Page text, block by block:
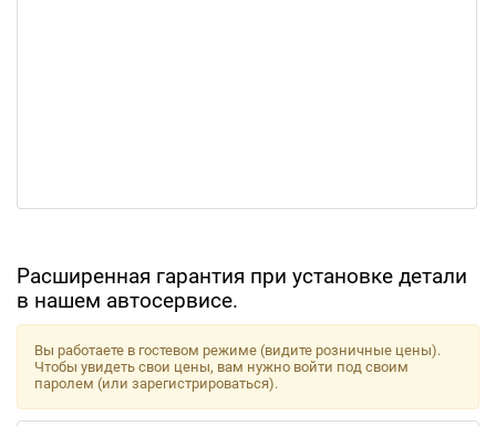
Расширенная гарантия при установке детали
в нашем автосервисе.
Вы работаете в гостевом режиме (видите розничные цены).
Чтобы увидеть свои цены, вам нужно войти под своим
паролем (или зарегистрироваться).